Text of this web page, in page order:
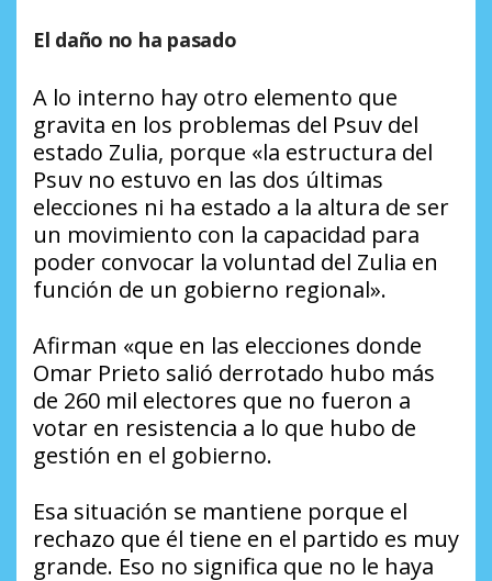
El daño no ha pasado
A lo interno hay otro elemento que
gravita en los problemas del Psuv del
estado Zulia, porque «la estructura del
Psuv no estuvo en las dos últimas
elecciones ni ha estado a la altura de ser
un movimiento con la capacidad para
poder convocar la voluntad del Zulia en
función de un gobierno regional».
Afirman «que en las elecciones donde
Omar Prieto salió derrotado hubo más
de 260 mil electores que no fueron a
votar en resistencia a lo que hubo de
gestión en el gobierno.
Esa situación se mantiene porque el
rechazo que él tiene en el partido es muy
grande. Eso no significa que no le haya